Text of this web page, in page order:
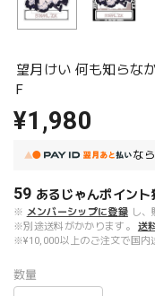
望月けい 何も知らな
F
¥1,980
なら
59 あるじゃんポイント
※ メンバーシップに登録 し、
※別途送料がかかります。
送
※¥10,000以上のご注文で国内
数量